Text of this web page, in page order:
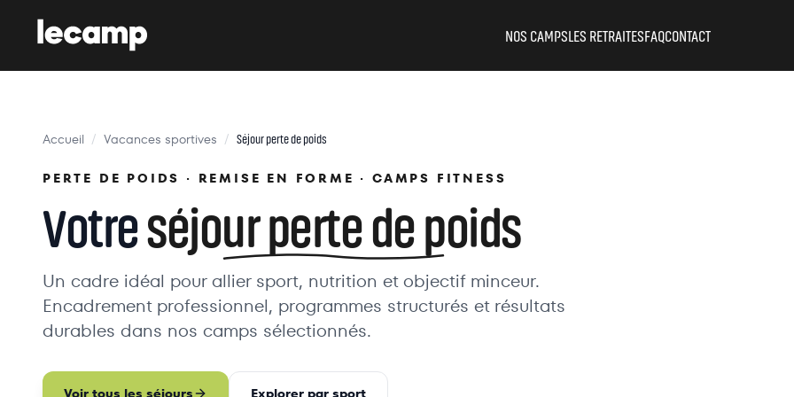
NOS CAMPSLES RETRAITESFAQCONTACT
Accueil / Vacances sportives / Séjour perte de poids
PERTE DE POIDS · REMISE EN FORME · CAMPS FITNESS
Votreséjour perte de poids
Un cadre idéal pour allier sport, nutrition et objectif minceur.
Encadrement professionnel, programmes structurés et résultats
durables dans nos camps sélectionnés.
Voir tous les séjours Explorer par sport